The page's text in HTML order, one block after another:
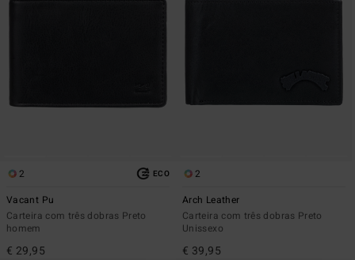
2 ECO
Vacant Pu
Carteira com três dobras Preto
homem
€ 29,95
2
Arch Leather
Carteira com três dobras Preto
Unissexo
€ 39,95